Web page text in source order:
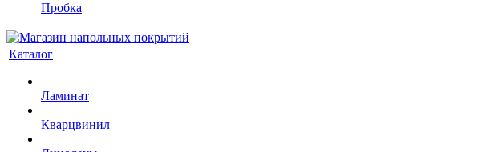
Пробка
Каталог
Ламинат
Кварцвинил